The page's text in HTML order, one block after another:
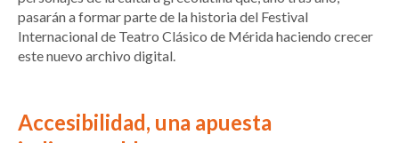
pasarán a formar parte de la historia del Festival
Internacional de Teatro Clásico de Mérida haciendo crecer
este nuevo archivo digital.
Accesibilidad, una apuesta